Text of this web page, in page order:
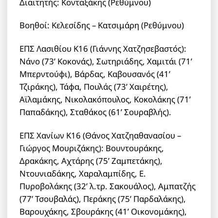
Βοηθοί: Κελεσίδης – Κατσιμάρη (Ρεθύμνου)
ΕΠΣ Λασιθίου Κ16 (Γιάννης Χατζησεβαστός):
Νάνο (73’ Κοκονάς), Σωτηριάδης, Χαμιτάι (71’
Μπερντούφι), Βάρδας, Καβουσανός (41’
Τζιράκης), Τάφα, Πουλάς (73’ Χαιρέτης),
Αϊλαμάκης, Νικολακόπουλος, Κοκολάκης (71’
Παπαδάκης), Σταθάκος (61’ Σουραβλής).
ΕΠΣ Χανίων Κ16 (Θάνος Χατζηαθανασίου –
Γιώργος Μουριζάκης): Βουντουράκης,
Δρακάκης, Αχτάρης (75’ Ζαμπετάκης),
Ντουνιαδάκης, Χαραλαμπίδης, Ε.
Πυροβολάκης (32’ λ.τρ. Σακουάλος), Αμπατζής
(77’ Τσουβαλάς), Περάκης (75’ Παρδαλάκης),
Βαρουχάκης, Σβουράκης (41’ Οικονομάκης),